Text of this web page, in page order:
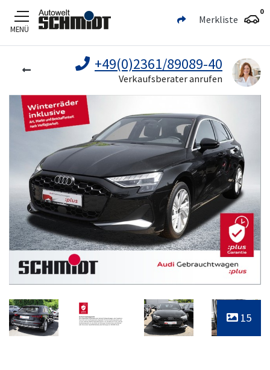
Zum Hauptinhalt
MENÜ
Merkliste
0
+49(0)2361/89089-40
Verkaufsberater anrufen
15